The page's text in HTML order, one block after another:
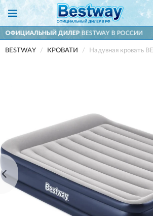
BESTWAY В РОССИИ
BESTWAY КРОВАТИ Надувная кровать